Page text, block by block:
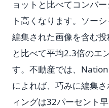
ョットと比べてコンバ
ト高くなります。ソー
編集された画像を含む
と比べて平均2.3倍のエ
す。不動産では、
によれば、巧みに編集
ィングは32パーセント